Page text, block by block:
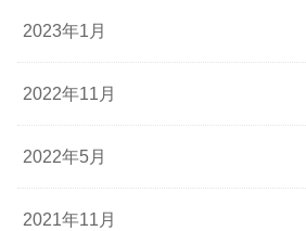
2023年1月
2022年11月
2022年5月
2021年11月